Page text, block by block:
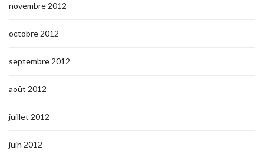
novembre 2012
octobre 2012
septembre 2012
août 2012
juillet 2012
juin 2012